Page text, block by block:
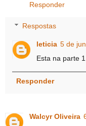
Responder
Respostas
leticia 5 de
Esta na parte 1
Responder
Walcyr Oliveira